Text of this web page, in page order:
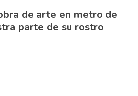
de arte en metro de
parte de su rostro